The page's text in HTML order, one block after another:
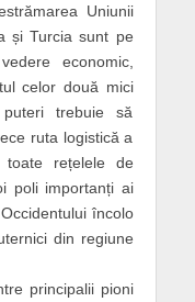
Uniunii
și Turcia sunt pe
economic,
celor două mici
trebuie să
ruta logistică a
rețelele de
poli importanți ai
încolo
din regiune
principalii pioni